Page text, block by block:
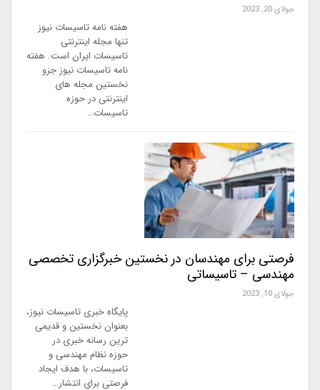
جولای 20, 2023
هفته نامه تاسیسات نیوز
تنها مجله اینترنتی
تاسیسات ایران است. هفته
نامه تاسیسات نیوز جزو
نخستین مجله های
اینترنتی در حوزه
تاسیسات…
فرصتی برای مهندسان در نخستین خبرگزاری تخصصی
مهندسی – تاسیساتی
جولای 10, 2023
پایگاه خبری تاسیسات نیوز،
بعنوان نخستین و قدیمی
ترین رسانه خبری در
حوزه نظام مهندسی و
تاسیسات، با هدف ایجاد
فرصتی برای انتشار…